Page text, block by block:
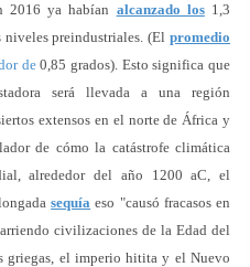
2016 ya habían alcanzado los1,3
preindustriales. (El promedio
de0,85 grados). Esto significa que
será llevada a una región
extensos en el norte de África y
de cómo la catástrofe climática
alrededor del año 1200 aC, el
sequía eso "causó fracasos en
civilizaciones de la Edad del
griegas, el imperio hitita y el Nuevo